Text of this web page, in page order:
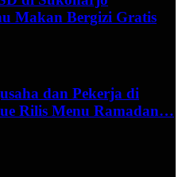
Makan Bergizi Gratis
dan Pekerja di
Rilis Menu Ramadan…